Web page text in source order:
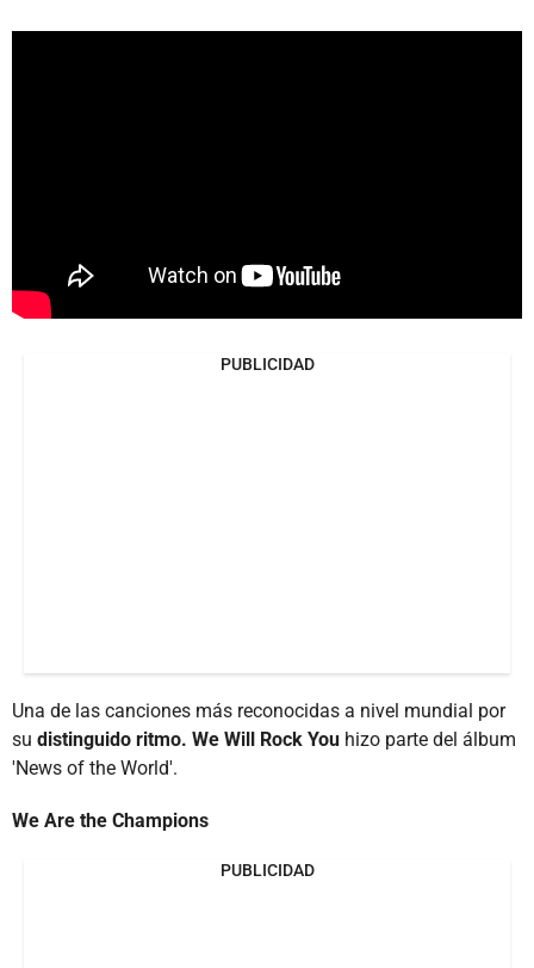
PUBLICIDAD
Una de las canciones más reconocidas a nivel mundial por
su distinguido ritmo. We Will Rock You hizo parte del álbum
'News of the World'.
We Are the Champions
PUBLICIDAD